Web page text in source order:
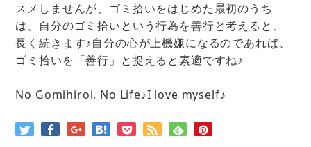
スメしませんが、ゴミ拾いをはじめた最初のうち
は、自分のゴミ拾いという行為を善行と考えると、
長く続きます♪自分の心が上機嫌になるのであれば、
ゴミ拾いを「善行」と捉えると素適ですね♪
No Gomihiroi, No Life♪I love myself♪